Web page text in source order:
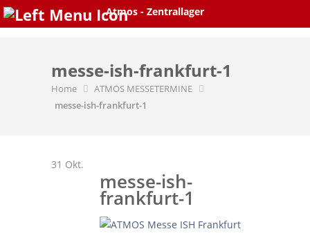
Skip
messe-ish-frankfurt-1
Home
ATMOS MESSETERMINE
messe-ish-frankfurt-1
31 Okt.
messe-ish-
frankfurt-1
Atmos - Zentrallager